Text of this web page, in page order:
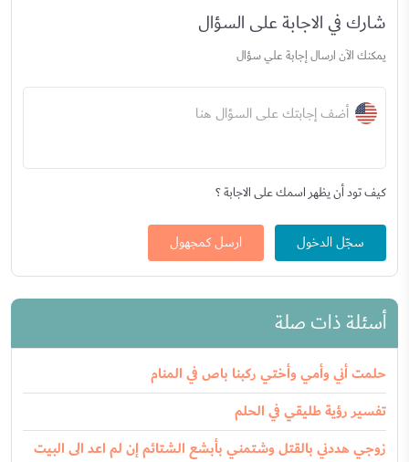
شارك في الاجابة على السؤال
يمكنك الآن ارسال إجابة علي سؤال
أضف إجابتك على السؤال هنا
كيف تود أن يظهر اسمك على الاجابة ؟
سجّل الدخول ارسل كمجهول
أسئلة ذات صلة
حلمت أني وأمي وأختي ركبنا باص في المنام
تفسير رؤية طليقي في الحلم
زوجي هددني بالقتل وشتمني بأبشع الشتائم إن لم اعد الى البيت